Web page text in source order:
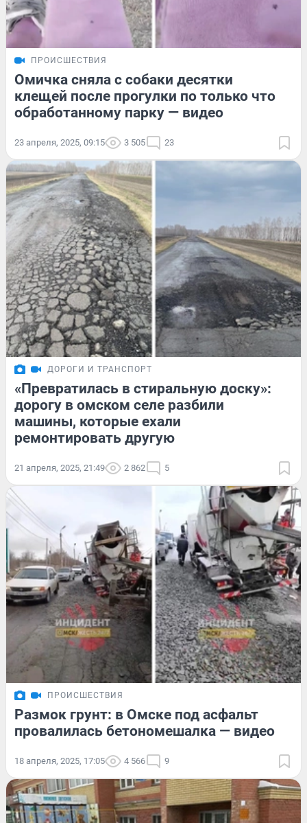
ПРОИСШЕСТВИЯ
Омичка сняла с собаки десятки
клещей после прогулки по только что
обработанному парку — видео
23 апреля, 2025, 09:15 3 505 23
ДОРОГИ И ТРАНСПОРТ
«Превратилась в стиральную доску»:
дорогу в омском селе разбили
машины, которые ехали
ремонтировать другую
21 апреля, 2025, 21:49 2 862 5
ПРОИСШЕСТВИЯ
Размок грунт: в Омске под асфальт
провалилась бетономешалка — видео
18 апреля, 2025, 17:05 4 566 9